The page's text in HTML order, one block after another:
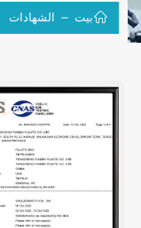
بيت الشهادات